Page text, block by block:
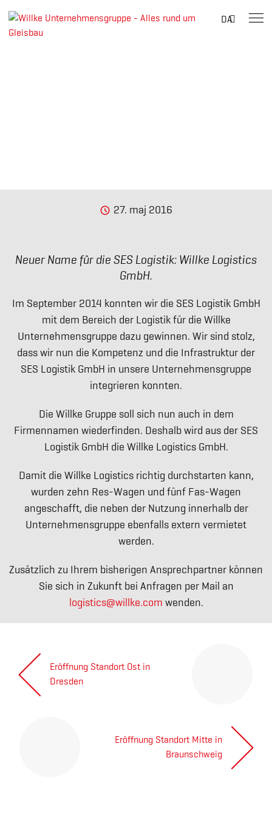
DA
Suche
W
illke
Logistics
27. maj 2016
Neuer Name für die SES Logistik: Willke Logistics
GmbH.
Im September 2014 konnten wir die SES Logistik GmbH
mit dem Bereich der Logistik für die Willke
Unternehmensgruppe dazu gewinnen. Wir sind stolz,
dass wir nun die Kompetenz und die Infrastruktur der
SES Logistik GmbH in unsere Unternehmensgruppe
integrieren konnten.
Die Willke Gruppe soll sich nun auch in dem
Firmennamen wiederfinden. Deshalb wird aus der SES
Logistik GmbH die Willke Logistics GmbH.
Damit die Willke Logistics richtig durchstarten kann,
wurden zehn Res-Wagen und fünf Fas-Wagen
angeschafft, die neben der Nutzung innerhalb der
Unternehmensgruppe ebenfalls extern vermietet
werden.
Zusätzlich zu Ihrem bisherigen Ansprechpartner können
Sie sich in Zukunft bei Anfragen per Mail an
logistics@willke.com wenden.
Indlægsnavigation
Eröffnung Standort Mitte in
Braunschweig
Next
post:
Eröffnung Standort Ost in
Dresden
General Terms and Conditions
of Business